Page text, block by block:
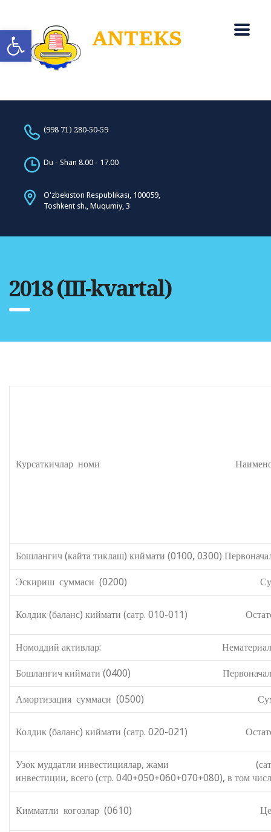
Open toolbar
(998 71) 280-50-59
Du - Shan 8.00 - 17.00
O'zbekiston Respublikasi, 100059,
Toshkent sh., Muqumiy, 3
2018 (III-kvartal)
Курсаткичлар номи Наименование
Бошлангич (кайта тиклаш) киймати (0100, 0300)
Эскириш суммаси (0200) Сумма
Колдик (баланс) киймати (сатр. 010-011)
Номоддий активлар:
Бошлангич киймати (0400) Первоначальная
Амортизация суммаси (0500) Сумма
Колдик (баланс) киймати (сатр. 020-021)
Узок муддатли инвестициялар, жами (сатр.
инвестиции, всего (стр. 040+050+060+070+080), в том
Кимматли когозлар (0610) Ценные